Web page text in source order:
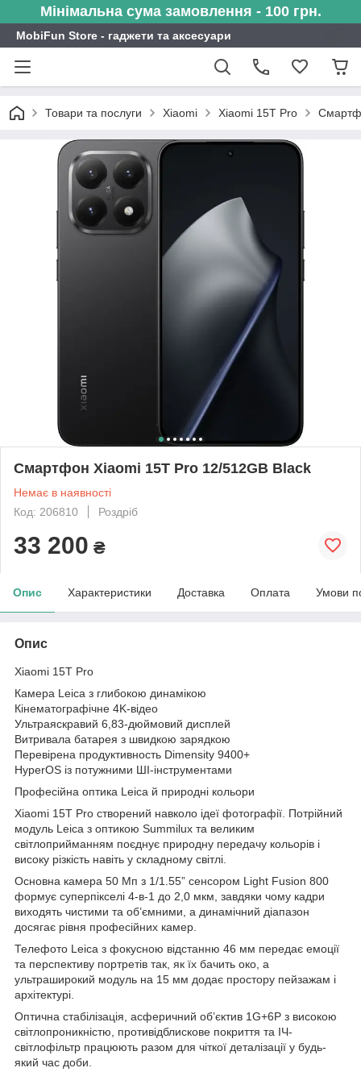
Мінімальна сума замовлення - 100 грн.
MobiFun Store - гаджети та аксесуари
Товари та послуги Xiaomi Xiaomi 15T Pro
Смартфон Xiaomi 15T Pro 12/512GB Black
Немає в наявності
Код: 206810
Роздріб
33 200 ₴
Опис Характеристики Доставка Оплата Умови
Опис
Xiaomi 15T Pro
Камера Leica з глибокою динамікою
Кінематографічне 4K-відео
Ультраяскравий 6,83-дюймовий дисплей
Витривала батарея з швидкою зарядкою
Перевірена продуктивность Dimensity 9400+
HyperOS із потужними ШІ-інструментами
Професійна оптика Leica й природні кольори
Xiaomi 15T Pro створений навколо ідеї фотографії. Потрійний
модуль Leica з оптикою Summilux та великим
світлоприйманням поєднує природну передачу кольорів і
високу різкість навіть у складному світлі.
Основна камера 50 Мп з 1/1.55” сенсором Light Fusion 800
формує суперпікселі 4-в-1 до 2,0 мкм, завдяки чому кадри
виходять чистими та об’ємними, а динамічний діапазон
досягає рівня професійних камер.
Телефото Leica з фокусною відстанню 46 мм передає емоції
та перспективу портретів так, як їх бачить око, а
ультраширокий модуль на 15 мм додає простору пейзажам і
архітектурі.
Оптична стабілізація, асферичний об’єктив 1G+6P з високою
світлопроникністю, противідблискове покриття та ІЧ-
світлофільтр працюють разом для чіткої деталізації у будь-
який час доби.